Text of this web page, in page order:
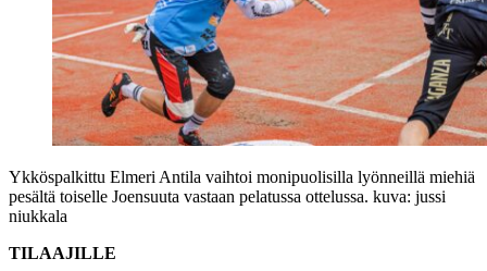
Ykköspalkittu Elmeri Antila vaihtoi monipuolisilla lyönneillä miehiä
pesältä toiselle Joensuuta vastaan pelatussa ottelussa. kuva: jussi
niukkala
TILAAJILLE